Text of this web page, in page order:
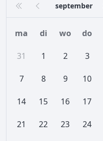
september
ma di wo do
31 1 2 3
7 8 9 10
14 15 16 17
21 22 23 24